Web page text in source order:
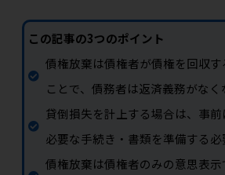
この記事の3つのポイント
債権放棄は債権者が債権を回収
ことで、債務者は返済義務がなく
貸倒損失を計上する場合は、事前
必要な手続き・書類を準備する必
債権放棄は債権者のみの意思表